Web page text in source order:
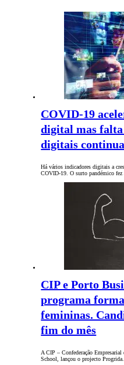
COVID-19
digital mas falta
digitais
Há vários indicadores digitais a
COVID-19. O surto pandémico fez
CIP e Porto
programa
femininas.
fim do mês
A CIP – Confederação
School, lançou o projecto